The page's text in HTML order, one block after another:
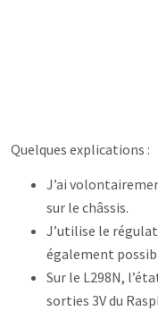
Quelques explications :
J’ai
sur le châssis.
J’utilise le
également
Sur le L298N,
sorties 3V du